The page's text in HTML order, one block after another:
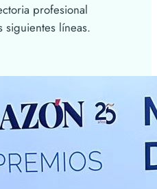
profesional
siguientes líneas.